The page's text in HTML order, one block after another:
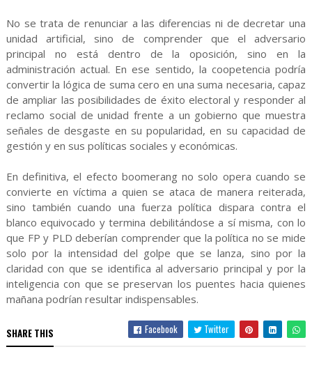
No se trata de renunciar a las diferencias ni de decretar una
unidad artificial, sino de comprender que el adversario
principal no está dentro de la oposición, sino en la
administración actual. En ese sentido, la coopetencia podría
convertir la lógica de suma cero en una suma necesaria, capaz
de ampliar las posibilidades de éxito electoral y responder al
reclamo social de unidad frente a un gobierno que muestra
señales de desgaste en su popularidad, en su capacidad de
gestión y en sus políticas sociales y económicas.
En definitiva, el efecto boomerang no solo opera cuando se
convierte en víctima a quien se ataca de manera reiterada,
sino también cuando una fuerza política dispara contra el
blanco equivocado y termina debilitándose a sí misma, con lo
que FP y PLD deberían comprender que la política no se mide
solo por la intensidad del golpe que se lanza, sino por la
claridad con que se identifica al adversario principal y por la
inteligencia con que se preservan los puentes hacia quienes
mañana podrían resultar indispensables.
SHARE THIS Facebook Twitter